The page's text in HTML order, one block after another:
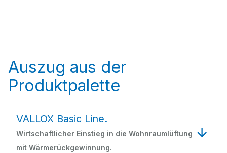
Auszug aus der
Produktpalette
VALLOX Basic Line.
Wirtschaftlicher Einstieg in die Wohnraumlüftung
mit Wärmerückgewinnung.